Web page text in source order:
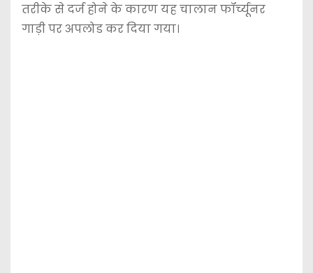
तरीके से दर्ज होने के कारण यह चालान फॉर्च्यूनर
गाड़ी पर अपलोड कर दिया गया।